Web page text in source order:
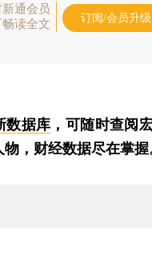
新通会员
畅读全文
订阅/会员升级
数据库 ，可随时查阅
，财经数据尽在掌握